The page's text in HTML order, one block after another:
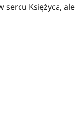
sercu Księżyca, ale